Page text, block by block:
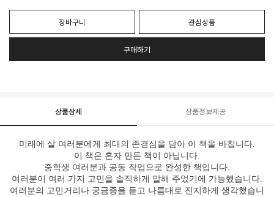
장바구니 관심상품
구매하기
상품상세 상품정보제공
미래에 살 여러분에게 최대의 존경심을 담아 이 책을 바칩니다.
이 책은 혼자 만든 책이 아닙니다.
중학생 여러분과 공동 작업으로 완성한 책입니다.
여러분이 여러 가지 고민을 솔직하게 말해 주었기에 가능했습니다.
여러분의 고민거리나 궁금증을 듣고 나름대로 진지하게 생각했습니